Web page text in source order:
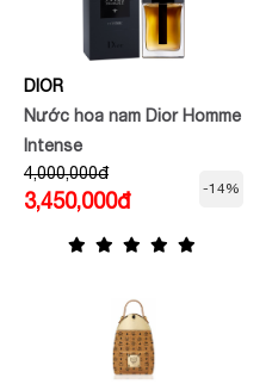
DIOR
Nước hoa nam Dior Homme
Intense
4,000,000đ
3,450,000đ
-14%